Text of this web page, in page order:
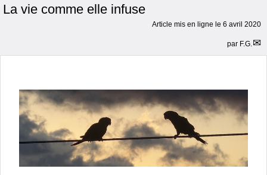
La vie comme elle infuse
Article mis en ligne le 6 avril 2020
par F.G.